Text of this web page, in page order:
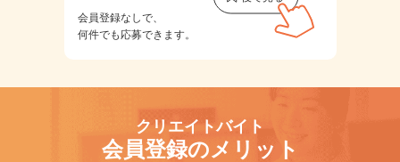
会員登録なしで、
何件でも応募できます。
クリエイトバイト
会員登録のメリット